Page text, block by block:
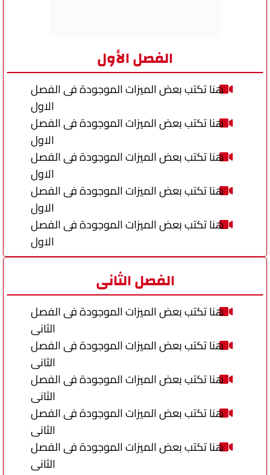
الفصل الأول
هنا تكتب بعض الميزات الموجودة فى الفصل
الاول
هنا تكتب بعض الميزات الموجودة فى الفصل
الاول
هنا تكتب بعض الميزات الموجودة فى الفصل
الاول
هنا تكتب بعض الميزات الموجودة فى الفصل
الاول
هنا تكتب بعض الميزات الموجودة فى الفصل
الاول
الفصل الثانى
هنا تكتب بعض الميزات الموجودة فى الفصل
الثانى
هنا تكتب بعض الميزات الموجودة فى الفصل
الثانى
هنا تكتب بعض الميزات الموجودة فى الفصل
الثانى
هنا تكتب بعض الميزات الموجودة فى الفصل
الثانى
هنا تكتب بعض الميزات الموجودة فى الفصل
الثانى